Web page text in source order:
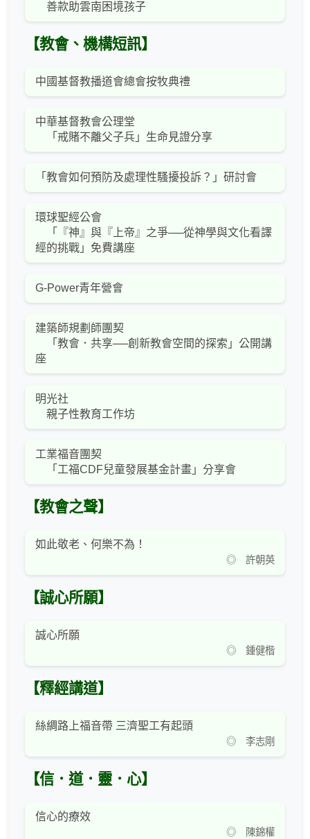
善款助雲南困境孩子
【教會、機構短訊】
中國基督教播道會總會按牧典禮
中華基督教會公理堂
「戒賭不離父子兵」生命見證分享
「教會如何預防及處理性騷擾投訴？」研討會
環球聖經公會
「『神』與『上帝』之爭──從神學與文化看譯
經的挑戰」免費講座
G-Power青年營會
建築師規劃師團契
「教會．共享──創新教會空間的探索」公開講
座
明光社
親子性教育工作坊
工業福音團契
「工福CDF兒童發展基金計畫」分享會
【教會之聲】
如此敬老、何樂不為！
◎ 許朝英
【誠心所願】
誠心所願
◎ 鍾健楷
【釋經講道】
絲綢路上福音帶 三濟聖工有起頭
◎ 李志剛
【信．道．靈．心】
信心的療效
◎ 陳錦權